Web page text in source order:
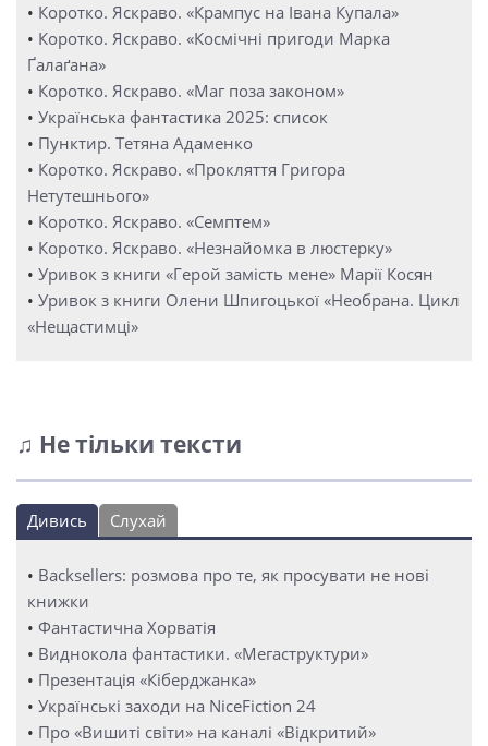
• Коротко. Яскраво. «Крампус на Івана Купала»
• Коротко. Яскраво. «Космічні пригоди Марка
Ґалаґана»
• Коротко. Яскраво. «Маг поза законом»
• Українська фантастика 2025: список
• Пунктир. Тетяна Адаменко
• Коротко. Яскраво. «Прокляття Григора
Нетутешнього»
• Коротко. Яскраво. «Семптем»
• Коротко. Яскраво. «Незнайомка в люстерку»
• Уривок з книги «Герой замість мене» Марії Косян
• Уривок з книги Олени Шпигоцької «Необрана. Цикл
«Нещастимці»
♫ Не тільки тексти
Дивись Слухай
• Backsellers: розмова про те, як просувати не нові
книжки
• Фантастична Хорватія
• Виднокола фантастики. «Мегаструктури»
• Презентація «Кіберджанка»
• Українські заходи на NiceFiction 24
• Про «Вишиті світи» на каналі «Відкритий»